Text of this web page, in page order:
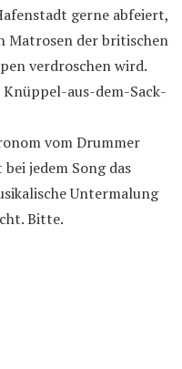
gerne abfeiert,
Matrosen der britischen
verdroschen wird.
aus-dem-Sack-
vom Drummer
jedem Song das
Untermalung
Bitte.